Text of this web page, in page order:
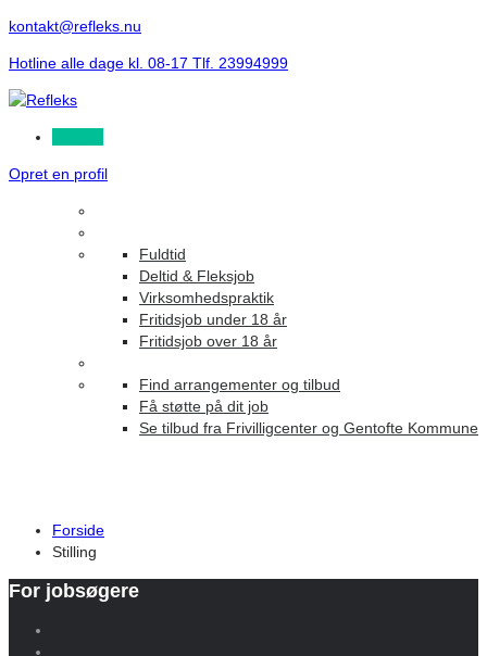
kontakt@refleks.nu
Hotline alle dage kl. 08-17 Tlf. 23994999
Opret en profil
Fuldtid
Deltid & Fleksjob
Virksomhedspraktik
Fritidsjob under 18 år
Fritidsjob over 18 år
Find arrangementer og tilbud
Få støtte på dit job
Se tilbud fra Frivilligcenter og Gentofte Kommune
Forside
Stilling
For jobsøgere